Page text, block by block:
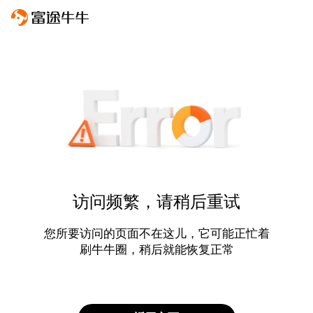
访问频繁，请稍后重试
您所要访问的页面不在这儿，它可能正忙着
刷牛牛圈，稍后就能恢复正常